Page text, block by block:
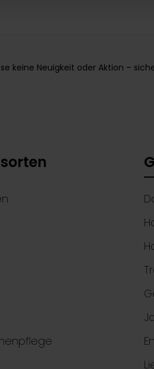
keine Neuigkeit oder Aktion –